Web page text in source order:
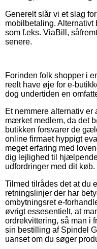
Generelt slår vi et slag
mobilbetaling. Alternativt
som f.eks. ViaBill,
senere.
Forinden folk shopper i
reelt have øje for e-
dog undertiden en
Et nemmere alternativ
mærket medlem, da det
butikken forsvarer de
online firmaet hyppigt
meget erfaring med
dig lejlighed til
udfordringer med dit køb.
Tilmed tilrådes det at du
retningslinjer der har
ombytningsret e-
øvrigt essesentielt, at
ordrekvittering, så man i
sin bestilling af Spindel
uanset om du søger